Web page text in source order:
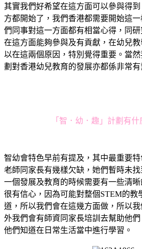
其實我們好希望在這方面可以參與得
方都開始了，我們香港都需要開始這
們同事對這一方面都有相當心得，同
在這方面能夠參與及有貢獻，在幼兒
以在這兩個原因，特別覺得重要。當
劃對香港幼兒教育的發展亦都係非常有
「智．幼．趣」計劃有什
智幼會特色早前有提及，其中最重要
老師同家長有幾樣欠缺，她們暫時未
一個發展及教育的時候需要有一些清
很有信心，因為可能對整個STEM的教
道，所以我們會在這幾方面做，所以
外我們會有師資同家長培訓去幫助他
他們知道在日常生活當中進行學習。